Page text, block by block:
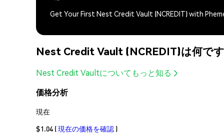
Get Your First Nest Credit Vault (NCREDIT) with
Nest Credit Vault (NCREDIT)は何で
Nest Credit Vaultについてもっと知る
価格分析
現在
$1.04 (現在の価格を確認 )